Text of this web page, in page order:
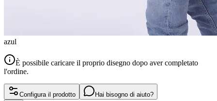
azul
È possibile caricare il proprio disegno dopo aver completato
l'ordine.
Configura il prodotto Hai bisogno di aiuto?